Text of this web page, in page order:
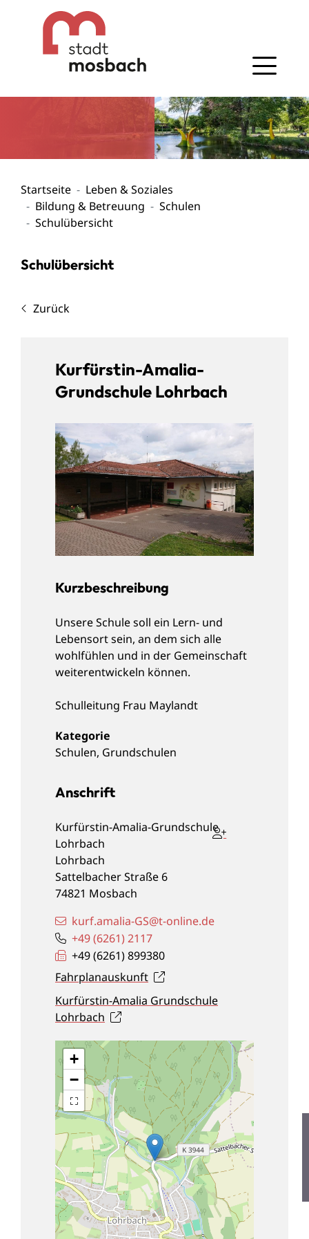
Gehe zum Navigationsbereich
Gehe zum Inhalt
Startseite
Leben & Soziales
Bildung & Betreuung
Schulen
Schulübersicht
Schulübersicht
Zurück
Kurfürstin-Amalia-
Grundschule Lohrbach
Kurzbeschreibung
Unsere Schule soll ein Lern- und
Lebensort sein, an dem sich alle
wohlfühlen und in der Gemeinschaft
weiterentwickeln können.
Schulleitung Frau Maylandt
Schulen, Grundschulen
Anschrift
Kurfürstin-Amalia-Grundschule
Lohrbach
Lohrbach
Sattelbacher Straße 6
74821 Mosbach
Fahrplanauskunft
kurf.amalia-GS@t-online.de
+49 (6261) 2117
+49 (6261) 899380
Kurfürstin-Amalia Grundschule
Lohrbach
+
−